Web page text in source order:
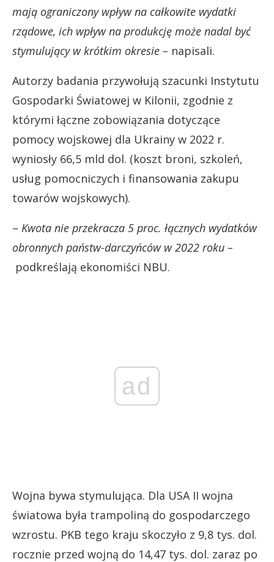
mają ograniczony wpływ na całkowite wydatki
rządowe, ich wpływ na produkcję może nadal być
stymulujący w krótkim okresie – napisali.
Autorzy badania przywołują szacunki Instytutu
Gospodarki Światowej w Kilonii, zgodnie z
którymi łączne zobowiązania dotyczące
pomocy wojskowej dla Ukrainy w 2022 r.
wyniosły 66,5 mld dol. (koszt broni, szkoleń,
usług pomocniczych i finansowania zakupu
towarów wojskowych).
– Kwota nie przekracza 5 proc. łącznych wydatków
obronnych państw-darczyńców w 2022 roku –
podkreślają ekonomiści NBU.
ad
Wojna bywa stymulująca. Dla USA II wojna
światowa była trampoliną do gospodarczego
wzrostu. PKB tego kraju skoczyło z 9,8 tys. dol.
rocznie przed wojną do 14,47 tys. dol. zaraz po